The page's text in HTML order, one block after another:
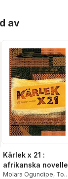
av
Kärlek x 21 :
afrikanska
Molara Ogundipe,